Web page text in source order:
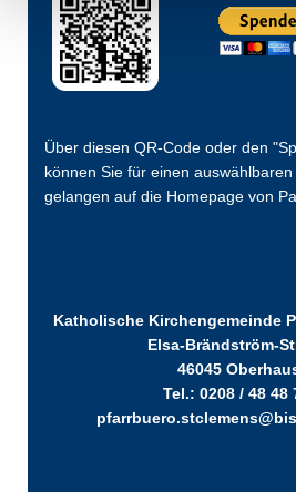
Über diesen QR-Code oder den
können Sie für einen
gelangen auf die Homepage von
Katholische Kirchengemeinde
Elsa-Brändström-
46045
Tel.: 0208 / 48 48